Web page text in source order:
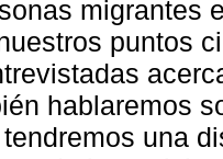
migrantes
puntos
hablaremos
una